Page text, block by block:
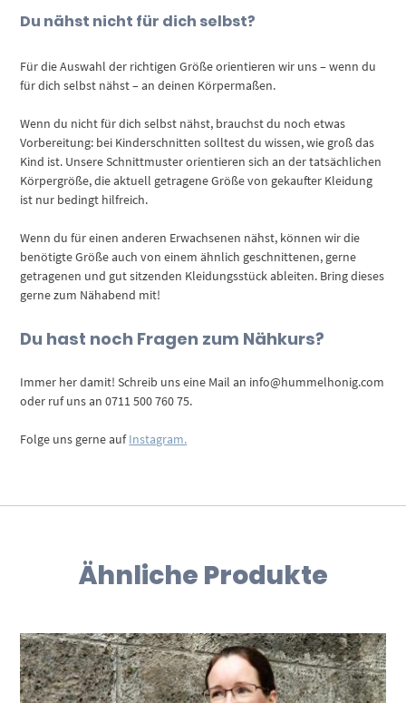
Du nähst nicht für dich selbst?
Für die Auswahl der richtigen Größe orientieren wir uns – wenn du
für dich selbst nähst – an deinen Körpermaßen.
Wenn du nicht für dich selbst nähst, brauchst du noch etwas
Vorbereitung: bei Kinderschnitten solltest du wissen, wie groß das
Kind ist. Unsere Schnittmuster orientieren sich an der tatsächlichen
Körpergröße, die aktuell getragene Größe von gekaufter Kleidung
ist nur bedingt hilfreich.
Wenn du für einen anderen Erwachsenen nähst, können wir die
benötigte Größe auch von einem ähnlich geschnittenen, gerne
getragenen und gut sitzenden Kleidungsstück ableiten. Bring dieses
gerne zum Nähabend mit!
Du hast noch Fragen zum Nähkurs?
Immer her damit! Schreib uns eine Mail an info@hummelhonig.com
oder ruf uns an 0711 500 760 75.
Folge uns gerne aufInstagram.
Ähnliche Produkte